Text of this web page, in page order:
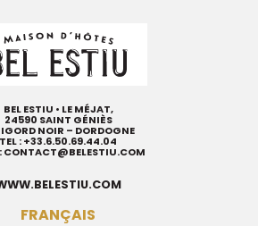
BEL ESTIU • LE MÉJAT,
24590 SAINT GÉNIÈS
NOIR – DORDOGNE
TEL :+33.6.50.69.44.04
CONTACT@BELESTIU.COM
FRANÇAIS